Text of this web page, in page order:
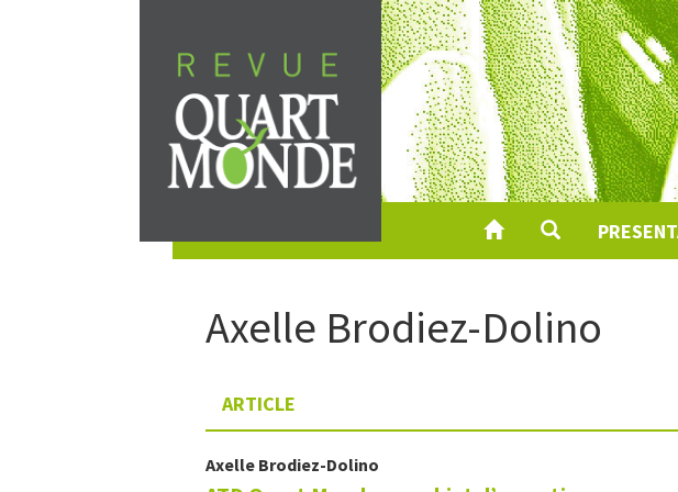
content
Axelle Brodiez-Dolino
ARTICLE
Axelle Brodiez-Dolino